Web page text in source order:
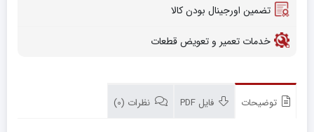
تضمین اورجینال بودن کالا
خدمات تعمیر و تعویض قطعات
توضیحات فایل PDF نظرات (0)